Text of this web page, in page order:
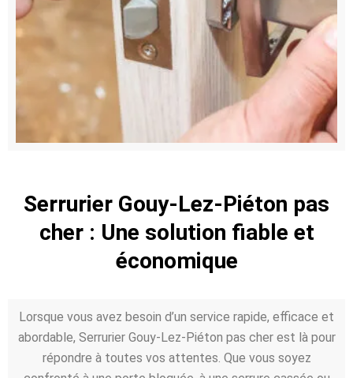
Serrurier Gouy-Lez-Piéton pas
cher : Une solution fiable et
économique
Lorsque vous avez besoin d’un service rapide, efficace et
abordable, Serrurier Gouy-Lez-Piéton pas cher est là pour
répondre à toutes vos attentes. Que vous soyez